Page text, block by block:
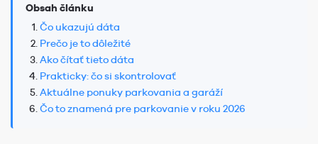
Obsah článku
Čo ukazujú dáta
Prečo je to dôležité
Ako čítať tieto dáta
Prakticky: čo si skontrolovať
Aktuálne ponuky parkovania a garáží
Čo to znamená pre parkovanie v roku 2026